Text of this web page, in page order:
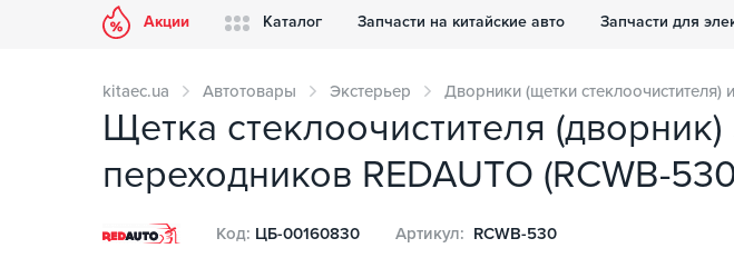
Акции Каталог Запчасти на китайские авто Запчасти для
kitaec.ua Автотовары Экстерьер Дворники (щетки стеклоочистителя)
Щетка стеклоочистителя
переходников REDAUTO (RСWB-
Код: ЦБ-00160830 Артикул: RСWB-530